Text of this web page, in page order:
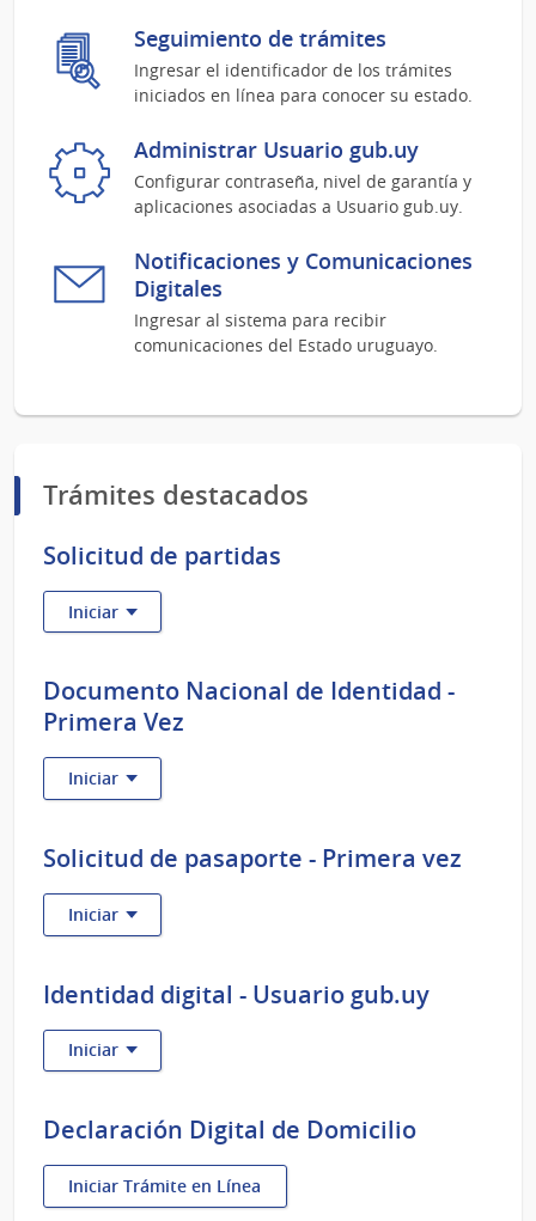
Seguimiento de trámites
Ingresar el identificador de los trámites
iniciados en línea para conocer su estado.
Administrar Usuario gub.uy
Configurar contraseña, nivel de garantía y
aplicaciones asociadas a Usuario gub.uy.
Notificaciones y Comunicaciones
Digitales
Ingresar al sistema para recibir
comunicaciones del Estado uruguayo.
Trámites destacados
Solicitud de partidas
Iniciar:
Solicitud
partidas
Documento Nacional de Identidad -
Primera Vez
Iniciar:
Documento
de
Identidad
-
Primera
Vez
Solicitud de pasaporte - Primera vez
Iniciar:
Solicitud
pasaporte
-
Primera
vez
Identidad digital - Usuario gub.uy
Iniciar:
Identidad
-
Usuario
gub.uy
Declaración Digital de Domicilio
Iniciar Trámite en Línea
Declaración